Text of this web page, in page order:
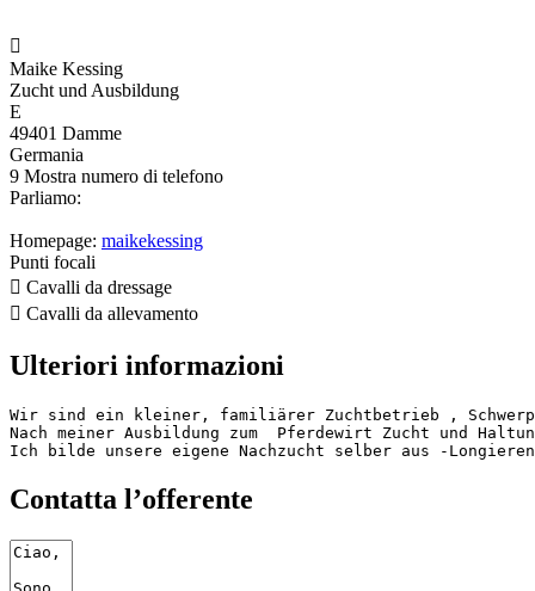

Maike Kessing
Zucht und Ausbildung
E
49401 Damme
Germania
9 Mostra numero di telefono
Parliamo:
Homepage: maikekessing
Punti focali
 Cavalli da dressage
 Cavalli da allevamento
Ulteriori informazioni
Wir sind ein kleiner, familiärer Zuchtbetrieb ,
Nach meiner Ausbildung zum  Pferdewirt Zucht und
Ich bilde unsere eigene Nachzucht selber aus -
Contatta l’offerente